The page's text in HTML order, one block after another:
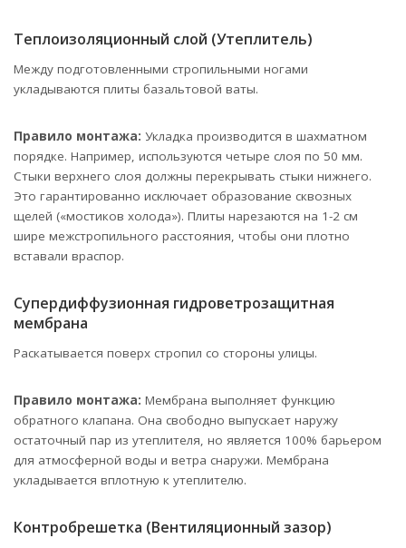
Теплоизоляционный слой (Утеплитель)
Между подготовленными стропильными ногами
укладываются плиты базальтовой ваты.
Правило монтажа: Укладка производится в шахматном
порядке. Например, используются четыре слоя по 50 мм.
Стыки верхнего слоя должны перекрывать стыки нижнего.
Это гарантированно исключает образование сквозных
щелей («мостиков холода»). Плиты нарезаются на 1-2 см
шире межстропильного расстояния, чтобы они плотно
вставали враспор.
Супердиффузионная гидроветрозащитная
мембрана
Раскатывается поверх стропил со стороны улицы.
Правило монтажа: Мембрана выполняет функцию
обратного клапана. Она свободно выпускает наружу
остаточный пар из утеплителя, но является 100% барьером
для атмосферной воды и ветра снаружи. Мембрана
укладывается вплотную к утеплителю.
Контробрешетка (Вентиляционный зазор)